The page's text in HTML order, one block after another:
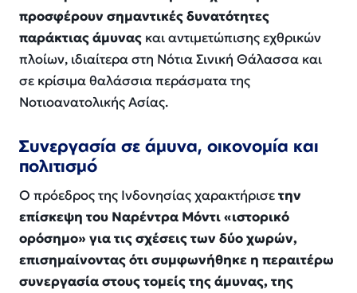
προσφέρουν σημαντικές δυνατότητες
παράκτιας άμυνας και αντιμετώπισης εχθρικών
πλοίων, ιδιαίτερα στη Νότια Σινική Θάλασσα και
σε κρίσιμα θαλάσσια περάσματα της
Νοτιοανατολικής Ασίας.
Συνεργασία σε άμυνα, οικονομία και
πολιτισμό
Ο πρόεδρος της Ινδονησίας χαρακτήρισετην
επίσκεψη του Ναρέντρα Μόντι «ιστορικό
ορόσημο» για τις σχέσεις των δύο χωρών,
επισημαίνοντας ότι συμφωνήθηκε η περαιτέρω
συνεργασία στους τομείς της άμυνας, της